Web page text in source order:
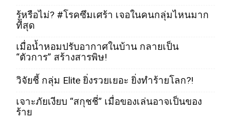
รู้หรือไม่? #โรคซึมเศร้า เจอในคนกลุ่มไหนมาก
ที่สุด
เมื่อน้ำหอมปรับอากาศในบ้าน กลายเป็น
“ตัวการ” สร้างสารพิษ!
วิจัยชี้ กลุ่ม Elite ยิ่งรวยเยอะ ยิ่งทำร้ายโลก?!
เจาะภัยเงียบ “สกุชชี่” เมื่อของเล่นอาจเป็นของ
ร้าย